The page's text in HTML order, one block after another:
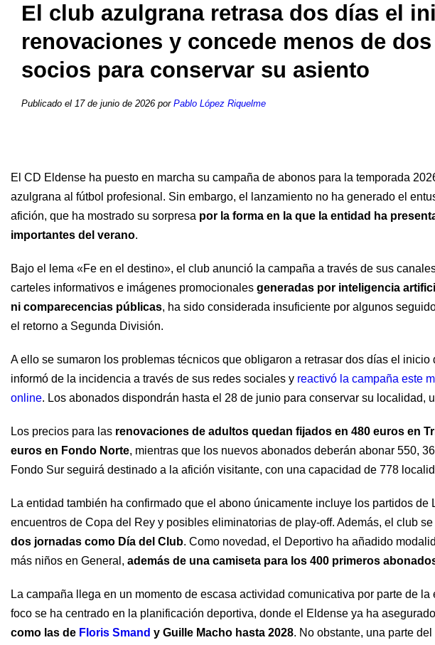
El club azulgrana retrasa dos días el
renovaciones y concede menos de
socios para conservar su asiento
Publicado el 17 de junio de 2026 por Pablo López Riquelme
El CD Eldense ha puesto en marcha su campaña de abonos para la temporada
azulgrana al fútbol profesional. Sin embargo, el lanzamiento no ha generado el
afición, que ha mostrado su sorpresa por la forma en la que la entidad ha
importantes del verano.
Bajo el lema «Fe en el destino», el club anunció la campaña a través de sus
carteles informativos e imágenes promocionales generadas por inteligencia
ni comparecencias públicas, ha sido considerada insuficiente por algunos
el retorno a Segunda División.
A ello se sumaron los problemas técnicos que obligaron a retrasar dos días el
informó de la incidencia a través de sus redes sociales y reactivó la campaña este
online. Los abonados dispondrán hasta el 28 de junio para conservar su localidad,
Los precios para las renovaciones de adultos quedan fijados en 480 euros en
euros en Fondo Norte, mientras que los nuevos abonados deberán abonar 550,
Fondo Sur seguirá destinado a la afición visitante, con una capacidad de 778
La entidad también ha confirmado que el abono únicamente incluye los partidos
encuentros de Copa del Rey y posibles eliminatorias de play-off. Además, el club
dos jornadas como Día del Club. Como novedad, el Deportivo ha añadido
más niños en General, además de una camiseta para los 400 primeros
La campaña llega en un momento de escasa actividad comunicativa por parte de la
foco se ha centrado en la planificación deportiva, donde el Eldense ya ha asegurado
como las de Floris Smand y Guille Macho hasta 2028. No obstante, una parte